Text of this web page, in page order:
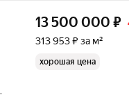
13 500 000 ₽
313 953 ₽ за м²
хорошая цена